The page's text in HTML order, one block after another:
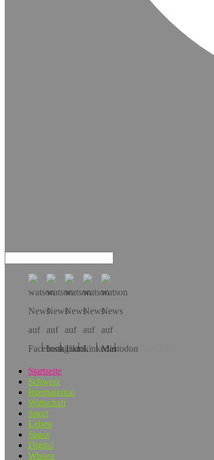
Hol dir die App!
Startseite
Schweiz
International
Wirtschaft
Sport
Leben
Spass
Digital
Wissen